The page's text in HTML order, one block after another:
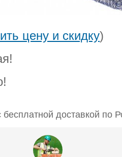
цену и скидку)
доставкой по